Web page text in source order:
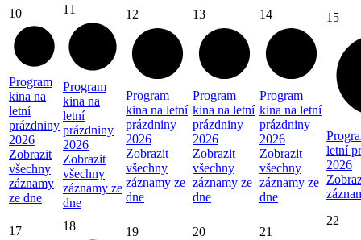
10
Program
kina na
letní
prázdniny
2026
Zobrazit
všechny
záznamy
ze dne
11
Program
kina na
letní
prázdniny
2026
Zobrazit
všechny
záznamy ze
dne
12
Program
kina na letní
prázdniny
2026
Zobrazit
všechny
záznamy ze
dne
13
Program
kina na letní
prázdniny
2026
Zobrazit
všechny
záznamy ze
dne
14
Program
kina na letní
prázdniny
2026
Zobrazit
všechny
záznamy ze
dne
15
letní
2026
17 18 19 20 21
22